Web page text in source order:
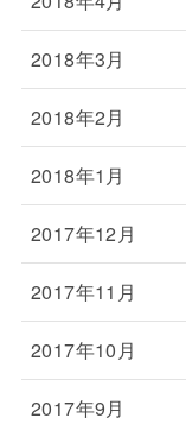
2018年3月
2018年2月
2018年1月
2017年12月
2017年11月
2017年10月
2017年9月